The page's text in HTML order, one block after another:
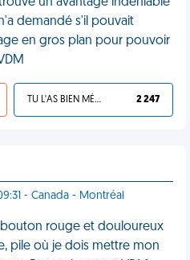
demandé s'il pouvait
en gros plan pour pouvoir
TU L'AS BIEN MÉRITÉ 2 247
- Canada - Montréal
rouge et douloureux
pile où je dois mettre mon